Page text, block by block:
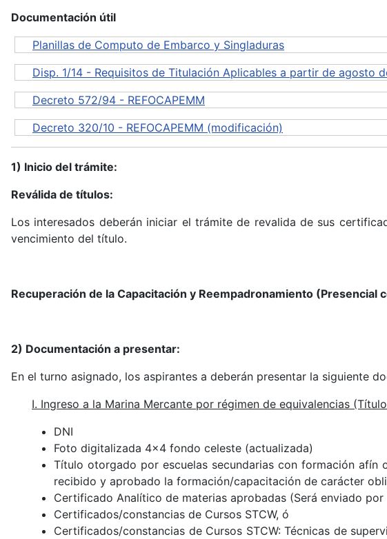
Documentación útil
Planillas de Computo de Embarco y Singladuras
Disp. 1/14 - Requisitos de Titulación Aplicables a partir de agosto
Decreto 572/94 - REFOCAPEMM
Decreto 320/10 - REFOCAPEMM (modificación)
1) Inicio del trámite:
Reválida de títulos:
Los interesados deberán iniciar el trámite de revalida de sus
vencimiento del título.
Recuperación de la Capacitación y Reempadronamiento (Presencial
2) Documentación a presentar:
En el turno asignado, los aspirantes a deberán presentar la siguiente
I. Ingreso a la Marina Mercante por régimen de equivalencias
DNI
Foto digitalizada 4x4 fondo celeste (actualizada)
Título otorgado por escuelas secundarias con formación afín
recibido y aprobado la formación/capacitación de carácter
Certificado Analítico de materias aprobadas (Será enviado
Certificados/constancias de Cursos STCW, ó
Certificados/constancias de Cursos STCW: Técnicas de